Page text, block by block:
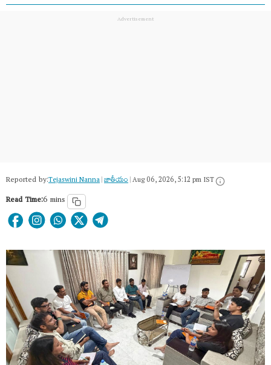
Reported by:Tejaswini Nanna|జాతీయం|Aug 06, 2026, 5:12 pm IST
Read Time:6 mins